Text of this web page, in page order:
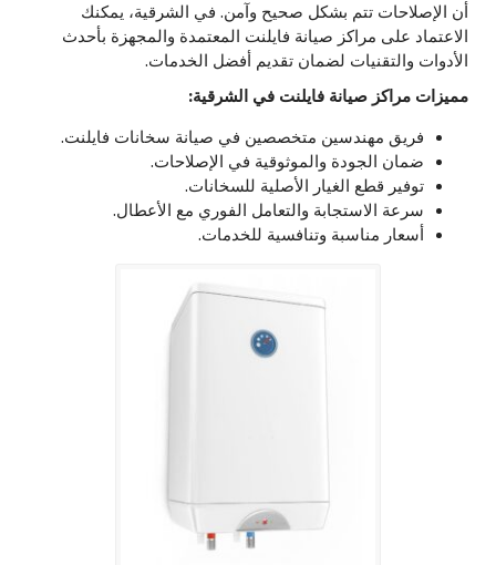
أن الإصلاحات تتم بشكل صحيح وآمن. في الشرقية، يمكنك
الاعتماد على مراكز صيانة فايلنت المعتمدة والمجهزة بأحدث
الأدوات والتقنيات لضمان تقديم أفضل الخدمات.
مميزات مراكز صيانة فايلنت في الشرقية:
فريق مهندسين متخصصين في صيانة سخانات فايلنت.
ضمان الجودة والموثوقية في الإصلاحات.
توفير قطع الغيار الأصلية للسخانات.
سرعة الاستجابة والتعامل الفوري مع الأعطال.
أسعار مناسبة وتنافسية للخدمات.